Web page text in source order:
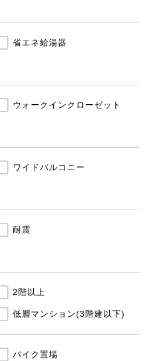
省エネ給湯器
ウォークインクローゼット
ワイドバルコニー
耐震
2階以上
低層マンション(3階建以下)
バイク置場